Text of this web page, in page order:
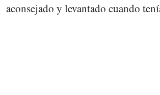
aconsejado y levantado cuando